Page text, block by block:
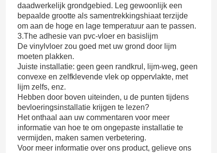
daadwerkelijk grondgebied. Leg gewoonlijk een
bepaalde grootte als samentrekkingshiaat terzijde
om aan de hoge en lage temperatuur aan te passen.
3.The adhesie van pvc-vloer en basislijm
De vinylvloer zou goed met uw grond door lijm
moeten plakken.
Juiste installatie: geen geen randkrul, lijm-weg, geen
convexe en zelfklevende vlek op oppervlakte, met
lijm zelfs, enz.
Hebben door boven uiteinden, u de punten tijdens
bevloeringsinstallatie krijgen te lezen?
Het onthaal aan uw commentaren voor meer
informatie van hoe te om ongepaste installatie te
vermijden, maken samen verbetering.
Voor meer informatie over ons product, gelieve ons